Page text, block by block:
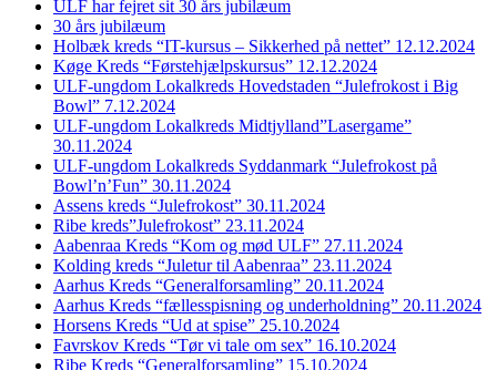
ULF har fejret sit 30 års jubilæum
30 års jubilæum
Holbæk kreds “IT-kursus – Sikkerhed på nettet” 12.12.2024
Køge Kreds “Førstehjælpskursus” 12.12.2024
ULF-ungdom Lokalkreds Hovedstaden “Julefrokost i Big
Bowl” 7.12.2024
ULF-ungdom Lokalkreds Midtjylland”Lasergame”
30.11.2024
ULF-ungdom Lokalkreds Syddanmark “Julefrokost på
Bowl’n’Fun” 30.11.2024
Assens kreds “Julefrokost” 30.11.2024
Ribe kreds”Julefrokost” 23.11.2024
Aabenraa Kreds “Kom og mød ULF” 27.11.2024
Kolding kreds “Juletur til Aabenraa” 23.11.2024
Aarhus Kreds “Generalforsamling” 20.11.2024
Aarhus Kreds “fællesspisning og underholdning” 20.11.2024
Horsens Kreds “Ud at spise” 25.10.2024
Favrskov Kreds “Tør vi tale om sex” 16.10.2024
Ribe Kreds “Generalforsamling” 15.10.2024